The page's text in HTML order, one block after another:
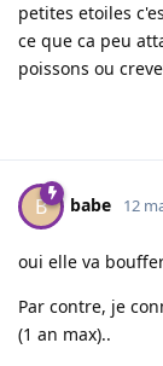
petites etoiles
ce que ca peu
poissons ou
B babe 12
oui elle va
Par contre, je
(1 an max)..